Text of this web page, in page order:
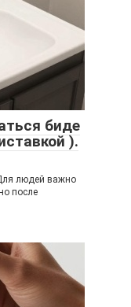
биде
).
людей важно
после